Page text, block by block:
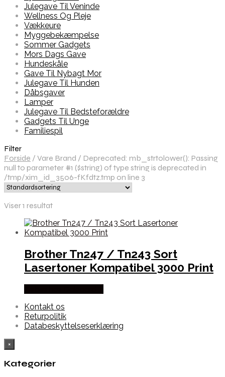
Julegave Til Veninde
Wellness Og Pleje
Vækkeure
Myggebekæmpelse
Sommer Gadgets
Mors Dags Gave
Hundeskåle
Gave Til Nybagt Mor
Julegave Til Hunden
Dåbsgaver
Lamper
Julegave Til Bedsteforældre
Gadgets Til Unge
Familiespil
Filter
Forside / Vare Brand / Deprecated: mb_strtolower(): Passing
null to parameter #1 ($string) of type string is deprecated in
/tmp/xim_id_3506-fKfdtz.tmp on line 3
Viser 1 resultat
Brother Tn247 / Tn243 Sort
Lasertoner Kompatibel 3000 Print
Kontakt os
Returpolitik
Databeskyttelseserklæring
×
Kategorier